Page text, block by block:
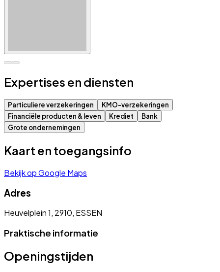
Expertises en diensten
Particuliere verzekeringen
KMO-verzekeringen
Financiële producten & leven
Krediet
Bank
Grote ondernemingen
Kaart en toegangsinfo
Bekijk op Google Maps
Adres
Heuvelplein 1, 2910, ESSEN
Praktische informatie
Openingstijden